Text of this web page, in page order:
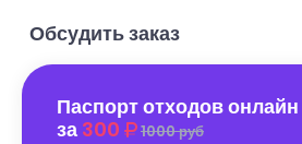
Обсудить заказ
Паспорт отходов онлайн
за 300 1000 руб